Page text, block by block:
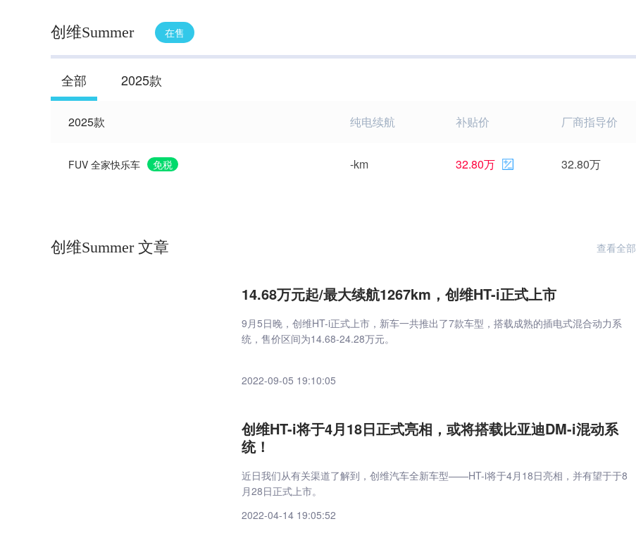
创维Summer 在售
全部 2025款
2025款 纯电续航 补贴价 厂商指导价
FUV 全家快乐车 免税 -km 32.80万 32.80万
创维Summer 文章 查看全部
14.68万元起/最大续航1267km，创维HT-i正式上市
9月5日晚，创维HT-i正式上市，新车一共推出了7款车型，搭载成熟的插电式混合动力系
统，售价区间为14.68-24.28万元。
2022-09-05 19:10:05
创维HT-i将于4月18日正式亮相，或将搭载比亚迪DM-i混动系
统！
近日我们从有关渠道了解到，创维汽车全新车型——HT-i将于4月18日亮相，并有望于于8
月28日正式上市。
2022-04-14 19:05:52